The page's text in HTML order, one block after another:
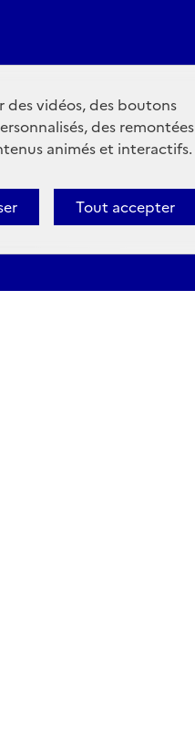
des vidéos, des boutons
des remontées
animés et interactifs.
Tout accepter